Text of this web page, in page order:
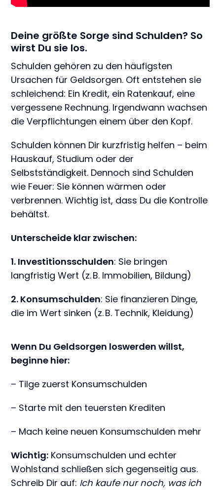
Deine größte Sorge sind Schulden? So
wirst Du sie los.
Schulden gehören zu den häufigsten
Ursachen für Geldsorgen. Oft entstehen sie
schleichend: Ein Kredit, ein Ratenkauf, eine
vergessene Rechnung. Irgendwann wachsen
die Verpflichtungen einem über den Kopf.
Schulden können Dir kurzfristig helfen – beim
Hauskauf, Studium oder der
Selbstständigkeit. Dennoch sind Schulden
wie Feuer: Sie können wärmen oder
verbrennen. Wichtig ist, dass Du die Kontrolle
behältst.
Unterscheide klar zwischen:
1. Investitionsschulden: Sie bringen
langfristig Wert (z. B. Immobilien, Bildung)
2. Konsumschulden: Sie finanzieren Dinge,
die im Wert sinken (z. B. Technik, Kleidung)
Wenn Du Geldsorgen loswerden willst,
beginne hier:
– Tilge zuerst Konsumschulden
– Starte mit den teuersten Krediten
– Mach keine neuen Konsumschulden mehr
Wichtig: Konsumschulden und echter
Wohlstand schließen sich gegenseitig aus.
Schreib Dir auf: Ich kaufe nur noch, was ich